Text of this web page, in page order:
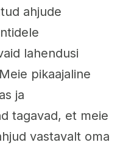
ahjude
lahendusi
pikaajaline
ja
tagavad, et meie
vastavalt oma